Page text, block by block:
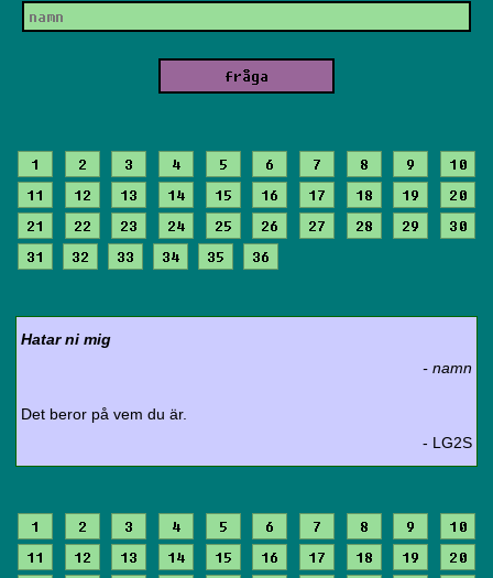
1 2 3 4 5 6 7 8 9
10
11
12 13 14 15 16 17 18 19
20
21
22 23 24 25 26 27 28 29
30
31
32 33 34 35 36
Hatar ni mig
- namn
Det beror på vem du är.
- LG2S
1 2 3 4 5 6 7 8 9
10
11
12 13 14 15 16 17 18 19 20